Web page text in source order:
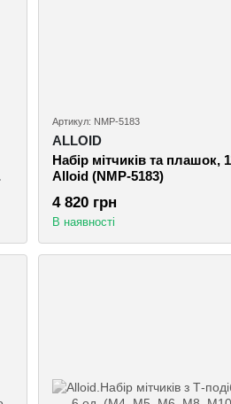
Артикул: NMP-5183
ALLOID
Набір мітчиків та плашок,
Alloid (NMP-5183)
4 820 грн
В наявності